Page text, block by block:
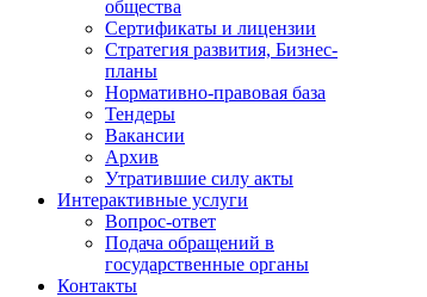
общества
Сертификаты и лицензии
Стратегия развития, Бизнес-
планы
Нормативно-правовая база
Тендеры
Вакансии
Архив
Утратившие силу акты
Интерактивные услуги
Вопрос-ответ
Подача обращений в
государственные органы
Контакты